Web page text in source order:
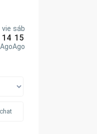
vie
14
Ago
sáb
15
Ago